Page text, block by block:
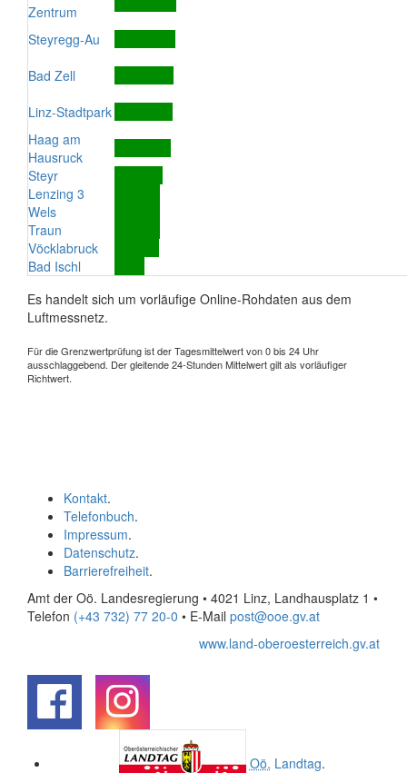
Zentrum
Steyregg-Au
Bad Zell
Linz-Stadtpark
Haag am
Hausruck
Steyr
Lenzing 3
Wels
Traun
Vöcklabruck
Bad Ischl
Es handelt sich um vorläufige Online-Rohdaten aus dem
Luftmessnetz.
Für die Grenzwertprüfung ist der Tagesmittelwert von 0 bis 24 Uhr
ausschlaggebend. Der gleitende 24-Stunden Mittelwert gilt als vorläufiger
Richtwert.
Kontakt.
Telefonbuch.
Impressum.
Datenschutz.
Barrierefreiheit.
Amt der Oö. Landesregierung • 4021 Linz, Landhausplatz 1 •
Telefon (+43 732) 77 20-0 • E-Mail post@ooe.gv.at
www.land-oberoesterreich.gv.at
Oö. Landtag.